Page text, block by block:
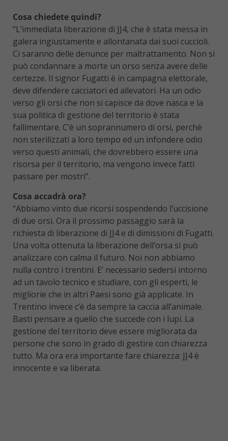
Cosa chiedete quindi?
“L’immediata liberazione di JJ4, che è stata messa in
galera ingiustamente e allontanata dai suoi cuccioli.
Ci saranno delle denunce per maltrattamento. Non si
può condannare a morte un orso senza avere delle
certezze. Il signor Fugatti è in campagna elettorale,
deve difendere cacciatori ed allevatori. Ha un odio
verso gli orsi che non si capisce da dove nasca e la
sua politica di gestione del territorio è stata
fallimentare. C’è un soprannumero di orsi, perchè
non sterilizzati a loro tempo ed un infondere odio
verso questi animali, che dovrebbero essere una
risorsa per il territorio, ma vengono invece fatti
passare per mostri”.
Cosa accadrà ora?
“Abbiamo vinto due ricorsi sospendendo l’uccisione
di due orsi. Ora il prossimo passaggio sarà la
richiesta di liberazione di JJ4 e di dimissioni di Fugatti.
Una volta ottenuta la liberazione dell’orsa si può
analizzare con calma il futuro. Noi non abbiamo
nulla contro i trentini. E’ necessario sedersi intorno
ad un tavolo tecnico e studiare, con gli esperti, le
migliorie che in altri Paesi sono già applicate. In
Trentino invece c’è da sempre la caccia all’animale.
Basti pensare a quello che succede con i lupi. La
gestione del territorio deve essere migliorata da
persone che sono in grado di gestire con chiarezza
tutto. Ma ora era importante fare chiarezza: JJ4 è
innocente e va liberata.